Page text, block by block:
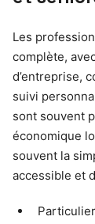
Les
complète,
d’entreprise,
suivi
sont souvent
économique
souvent la
accessible et